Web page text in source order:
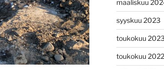
maaliskuu
syyskuu 2023
toukokuu
toukokuu 2022